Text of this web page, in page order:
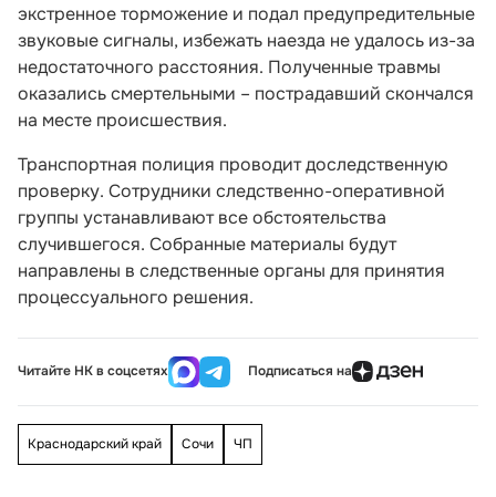
экстренное торможение и подал предупредительные
звуковые сигналы, избежать наезда не удалось из-за
недостаточного расстояния. Полученные травмы
оказались смертельными – пострадавший скончался
на месте происшествия.
Транспортная полиция проводит доследственную
проверку. Сотрудники следственно-оперативной
группы устанавливают все обстоятельства
случившегося. Собранные материалы будут
направлены в следственные органы для принятия
процессуального решения.
Читайте НК в соцсетях Подписаться на
Краснодарский край Сочи ЧП